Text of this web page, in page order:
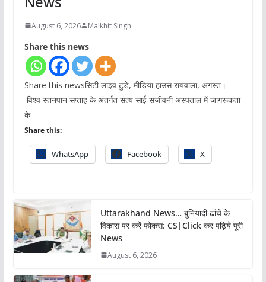
August 6, 2026 Malkhit Singh
Share this news
Share this newsसिटी लाइव टुडे, मीडिया हाउस रायवाला, अगस्त।
विश्व स्तनपान सप्ताह के अंतर्गत सत्य साई संजीवनी अस्पताल में जागरूकता
के
Share this:
WhatsApp Facebook X
Uttarakhand News… बुनियादी ढांचे के
विकास पर करें फोकस: CS|Click कर पढ़िये पूरी
News
August 6, 2026